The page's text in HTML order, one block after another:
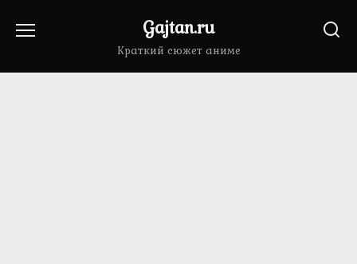
Gajtan.ru
Краткий сюжет аниме